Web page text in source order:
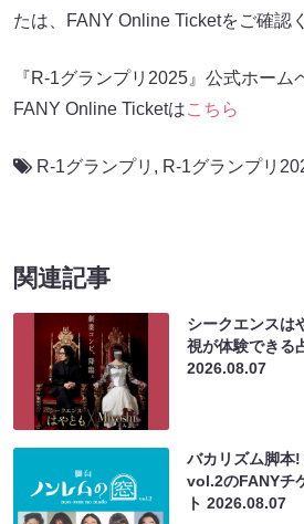
たは、FANY Online Ticketをご確認
『R-1グランプリ2025』公式ホーム
FANY Online Ticketはこちら
R-1グランプリ , R-1グランプリ
関連記事
シークエンスは
視が体験できる
2026.08.07
バカリズム脚本!
vol.2のFANYチ
ト2026.08.07